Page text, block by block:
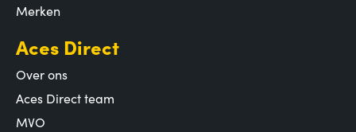
Merken
Aces Direct
Over ons
Aces Direct team
MVO